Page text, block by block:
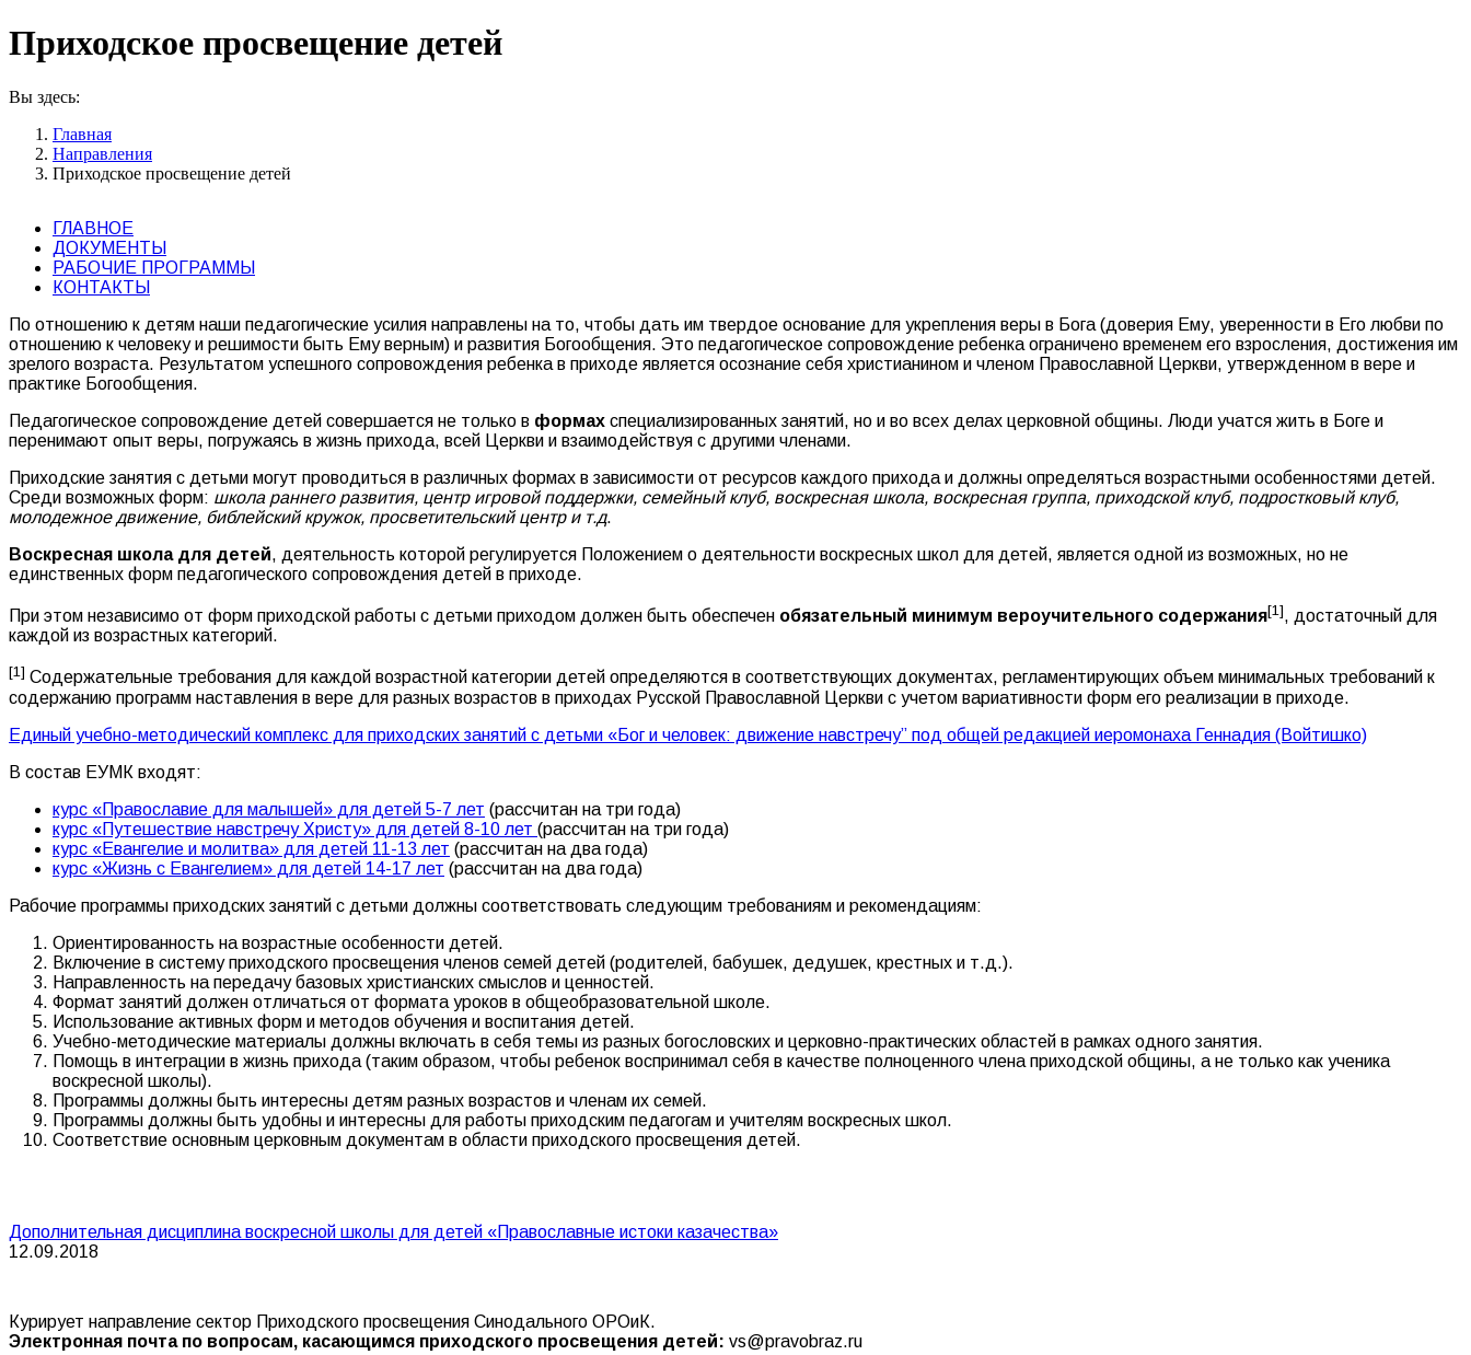
Приходское просвещение детей
Вы здесь:
Главная
Направления
Приходское просвещение детей
ГЛАВНОЕ
ДОКУМЕНТЫ
РАБОЧИЕ ПРОГРАММЫ
КОНТАКТЫ
По отношению к детям наши педагогические усилия направлены на то, чтобы дать им твердое основание для укрепления веры в Бога (доверия Ему, уверенности в Его любви по
отношению к человеку и решимости быть Ему верным) и развития Богообщения. Это педагогическое сопровождение ребенка ограничено временем его взросления, достижения им
зрелого возраста. Результатом успешного сопровождения ребенка в приходе является осознание себя христианином и членом Православной Церкви, утвержденном в вере и
практике Богообщения.
Педагогическое сопровождение детей совершается не только в формах специализированных занятий, но и во всех делах церковной общины. Люди учатся жить в Боге и
перенимают опыт веры, погружаясь в жизнь прихода, всей Церкви и взаимодействуя с другими членами.
Приходские занятия с детьми могут проводиться в различных формах в зависимости от ресурсов каждого прихода и должны определяться возрастными особенностями детей.
Среди возможных форм: школа раннего развития, центр игровой поддержки, семейный клуб, воскресная школа, воскресная группа, приходской клуб, подростковый клуб,
молодежное движение, библейский кружок, просветительский центр и т.д.
Воскресная школа для детей, деятельность которой регулируется Положением о деятельности воскресных школ для детей, является одной из возможных, но не
единственных форм педагогического сопровождения детей в приходе.
При этом независимо от форм приходской работы с детьми приходом должен быть обеспечен обязательный минимум вероучительного содержания[1], достаточный для
каждой из возрастных категорий.
[1] Содержательные требования для каждой возрастной категории детей определяются в соответствующих документах, регламентирующих объем минимальных требований к
содержанию программ наставления в вере для разных возрастов в приходах Русской Православной Церкви с учетом вариативности форм его реализации в приходе.
Единый учебно-методический комплекс для приходских занятий с детьми «Бог и человек: движение навстречу” под общей редакцией иеромонаха Геннадия (Войтишко)
В состав ЕУМК входят:
курс «Православие для малышей» для детей 5-7 лет (рассчитан на три года)
курс «Путешествие навстречу Христу» для детей 8-10 лет (рассчитан на три года)
курс «Евангелие и молитва» для детей 11-13 лет (рассчитан на два года)
курс «Жизнь с Евангелием» для детей 14-17 лет (рассчитан на два года)
Рабочие программы приходских занятий с детьми должны соответствовать следующим требованиям и рекомендациям:
Ориентированность на возрастные особенности детей.
Включение в систему приходского просвещения членов семей детей (родителей, бабушек, дедушек, крестных и т.д.).
Направленность на передачу базовых христианских смыслов и ценностей.
Формат занятий должен отличаться от формата уроков в общеобразовательной школе.
Использование активных форм и методов обучения и воспитания детей.
Учебно-методические материалы должны включать в себя темы из разных богословских и церковно-практических областей в рамках одного занятия.
Помощь в интеграции в жизнь прихода (таким образом, чтобы ребенок воспринимал себя в качестве полноценного члена приходской общины, а не только как ученика
воскресной школы).
Программы должны быть интересны детям разных возрастов и членам их семей.
Программы должны быть удобны и интересны для работы приходским педагогам и учителям воскресных школ.
Соответствие основным церковным документам в области приходского просвещения детей.
Дополнительная дисциплина воскресной школы для детей «Православные истоки казачества»
12.09.2018
Курирует направление сектор Приходского просвещения Синодального ОРОиК.
Электронная почта по вопросам, касающимся приходского просвещения детей: vs@pravobraz.ru